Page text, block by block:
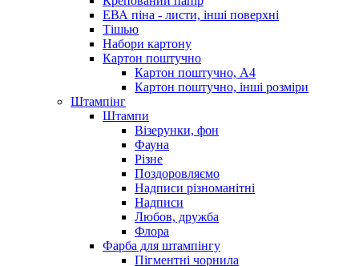
ЕВА піна - листи, інші поверхні
Тішью
Набори картону
Картон поштучно
Картон поштучно, А4
Картон поштучно, інші розміри
Штампінг
Штампи
Візерунки, фон
Фауна
Різне
Поздоровляємо
Надписи різноманітні
Надписи
Любов, дружба
Флора
Фарба для штампінгу
Пігментні чорнила